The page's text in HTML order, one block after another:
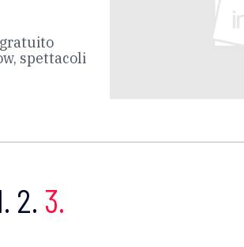
gratuito
spettacoli
2. 3.